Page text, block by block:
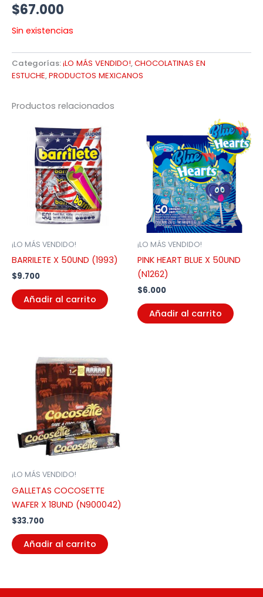
$67.000
Sin existencias
Categorías:¡LO MÁS VENDIDO!,CHOCOLATINAS EN
ESTUCHE,PRODUCTOS MEXICANOS
Productos relacionados
¡LO MÁS VENDIDO!
BARRILETE X 50UND (1993)
$9.700
Añadir al carrito
¡LO MÁS VENDIDO!
PINK HEART BLUE X 50UND
(N1262)
$6.000
Añadir al carrito
¡LO MÁS VENDIDO!
GALLETAS COCOSETTE
WAFER X 18UND (N900042)
$33.700
Añadir al carrito